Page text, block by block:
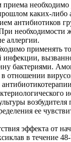
приема необходимо
каких-либо
антибиотиков
необходимости
аллергии.
применять
инфекции,
бактериями.
в отношении
возбудителя
ее
эффекта от
в течение